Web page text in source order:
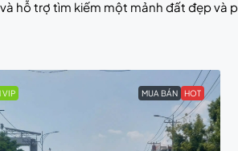
hỗ trợ tìm kiếm một mảnh đất đẹp và
VIP MUA BÁN HOT